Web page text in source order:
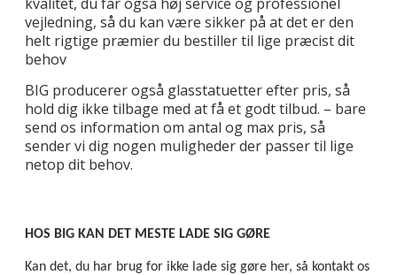
vejledning, så du kan være sikker på at det er den
helt rigtige præmier du bestiller til lige præcist dit
behov
BIG producerer også glasstatuetter efter pris, så
hold dig ikke tilbage med at få et godt tilbud. – bare
send os information om antal og max pris, så
sender vi dig nogen muligheder der passer til lige
netop dit behov.
HOS BIG KAN DET MESTE LADE SIG GØRE
Kan det, du har brug for ikke lade sig gøre her, så kontakt os